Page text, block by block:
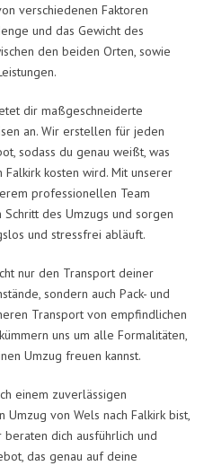
verschiedenen Faktoren
und das Gewicht des
den beiden Orten, sowie
dir maßgeschneiderte
an. Wir erstellen für jeden
sodass du genau weißt, was
Falkirk kosten wird. Mit unserer
professionellen Team
des Umzugs und sorgen
und stressfrei abläuft.
nur den Transport deiner
sondern auch Pack- und
Transport von empfindlichen
uns um alle Formalitäten,
Umzug freuen kannst.
einem zuverlässigen
Umzug von Wels nach Falkirk bist,
beraten dich ausführlich und
das genau auf deine